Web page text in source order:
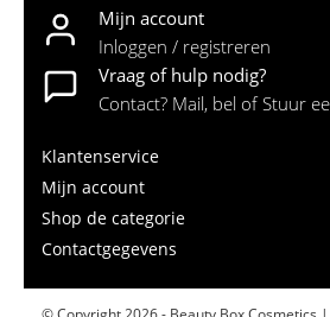
Mijn account
Inloggen / registreren
Vraag of hulp nodig?
Contact? Mail, bel of Stuur
Klantenservice
Mijn account
Shop de categorie
Contactgegevens